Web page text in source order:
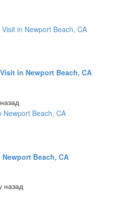
in Newport Beach, CA
Beach, CA
назад